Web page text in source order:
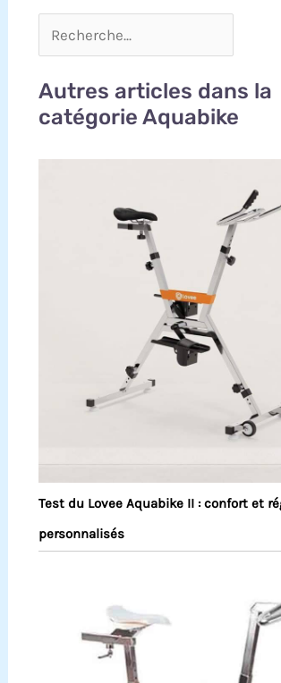
Autres articles dans la
catégorie Aquabike
Test du Lovee Aquabike II : confort et
personnalisés